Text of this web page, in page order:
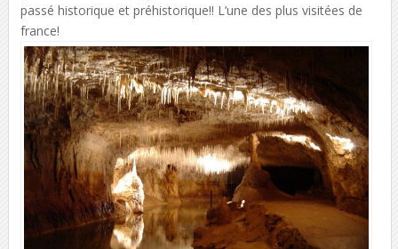
passé historique et préhistorique!! L’une des plus visitées de
france!